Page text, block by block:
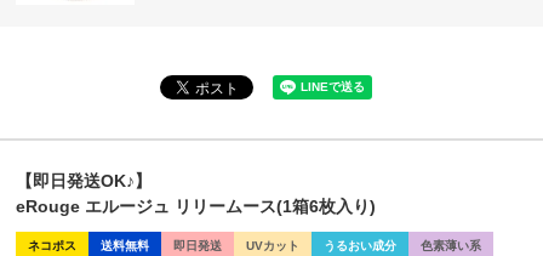
【即日発送OK♪】
eRouge エルージュ リリームース(1箱6枚入り)
ネコポス 送料無料 即日発送 UVカット うるおい成分 色素薄い系